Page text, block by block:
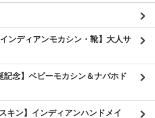
ンディアンモカシン・靴】大人サ
記念】ベビーモカシン＆ナバホド
キン】インディアンハンドメイ